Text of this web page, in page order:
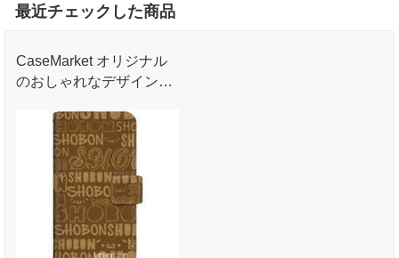
最近チェックした商品
CaseMarket オリジナル
のおしゃれなデザインプ
ル手帳型ケース。